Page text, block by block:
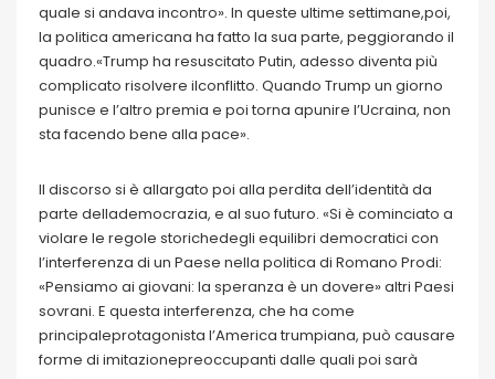
quale si andava incontro». In queste ultime settimane,poi,
la politica americana ha fatto la sua parte, peggiorando il
quadro.«Trump ha resuscitato Putin, adesso diventa più
complicato risolvere ilconflitto. Quando Trump un giorno
punisce e l’altro premia e poi torna apunire l’Ucraina, non
sta facendo bene alla pace».
Il discorso si è allargato poi alla perdita dell’identità da
parte dellademocrazia, e al suo futuro. «Si è cominciato a
violare le regole storichedegli equilibri democratici con
l’interferenza di un Paese nella politica di Romano Prodi:
«Pensiamo ai giovani: la speranza è un dovere» altri Paesi
sovrani. E questa interferenza, che ha come
principaleprotagonista l’America trumpiana, può causare
forme di imitazionepreoccupanti dalle quali poi sarà